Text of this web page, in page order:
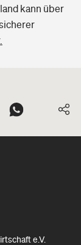
kann über
e.V.